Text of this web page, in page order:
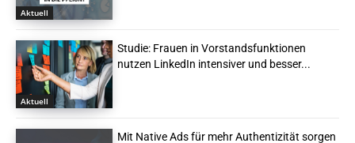
Aktuell
Aktuell
Studie: Frauen in Vorstandsfunktionen
nutzen LinkedIn intensiver und besser...
Mit Native Ads für mehr Authentizität sorgen